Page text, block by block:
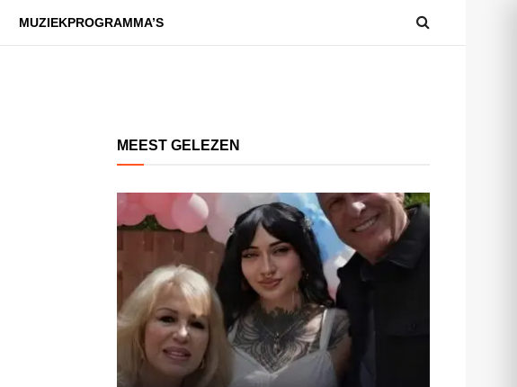
MUZIEKPROGRAMMA’S
MEEST GELEZEN